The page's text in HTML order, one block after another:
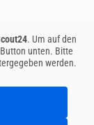
. Um auf den
unten. Bitte
werden.